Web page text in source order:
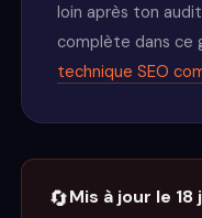
loin après ton
complète dans ce
technique SEO
🔄Mis à jour le